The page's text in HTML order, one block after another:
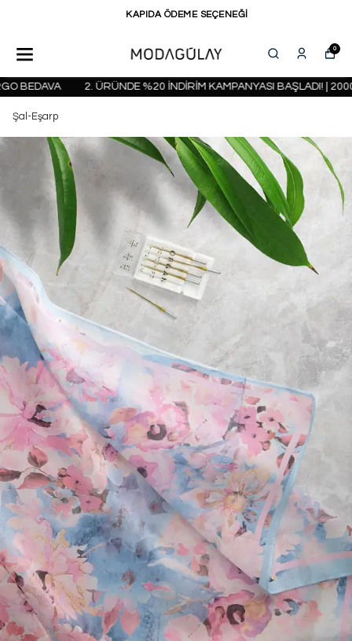
KAPIDA ÖDEME SEÇENEĞİ
0
2. ÜRÜNDE %20 İNDİRİM KAMPANYASI BAŞLADI! | 2000
Şal-Eşarp